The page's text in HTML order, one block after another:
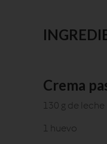
Crema
130 g de leche
1 huevo